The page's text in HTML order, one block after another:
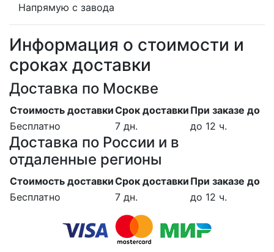
Напрямую с завода
Информация о стоимости и
сроках доставки
Доставка по Москве
Стоимость доставкиСрок доставки При заказе до
Бесплатно
7 дн. до 12 ч.
Доставка по России и в
отдаленные регионы
Стоимость доставкиСрок доставки При заказе до
Бесплатно
7 дн. до 12 ч.